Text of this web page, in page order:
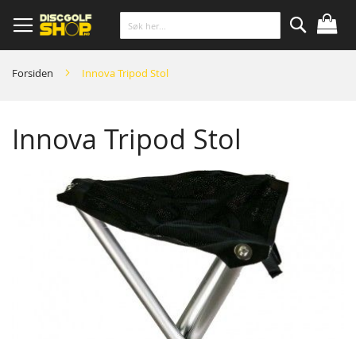
to
Content
Søk
Forsiden Innova Tripod Stol
Innova Tripod Stol